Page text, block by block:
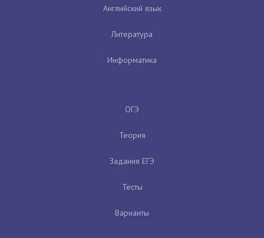
Английский язык
Литература
Информатика
ОГЭ
Теория
Задания ЕГЭ
Тесты
Варианты